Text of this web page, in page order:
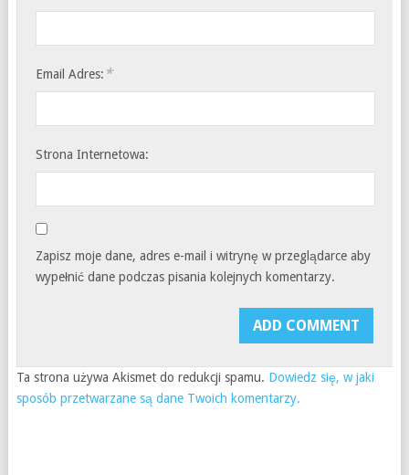
Email Adres: *
Strona Internetowa:
Zapisz moje dane, adres e-mail i witrynę w przeglądarce aby
wypełnić dane podczas pisania kolejnych komentarzy.
Ta strona używa Akismet do redukcji spamu. Dowiedz się, w jaki
sposób przetwarzane są dane Twoich komentarzy.